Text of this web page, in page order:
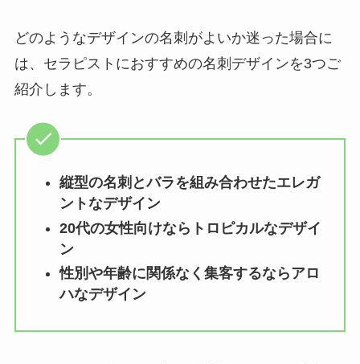
どのようなデザインの名刺がよいか迷った場合に
は、セラピストにおすすめの名刺デザインを3つご
紹介します。
縦型の名刺とバラを組み合わせたエレガ
ントなデザイン
20代の女性向けならトロピカルなデザイ
ン
性別や年齢に関係なく集客するならアロ
ハなデザイン